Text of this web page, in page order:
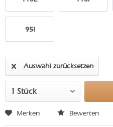
95I
Auswahl zurücksetzen
Merken Bewerten